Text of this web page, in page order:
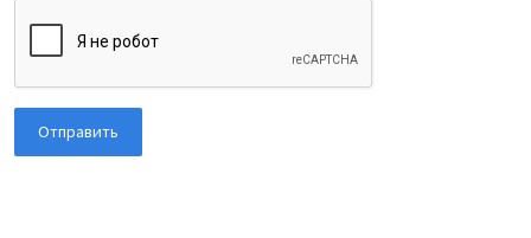
Отправить